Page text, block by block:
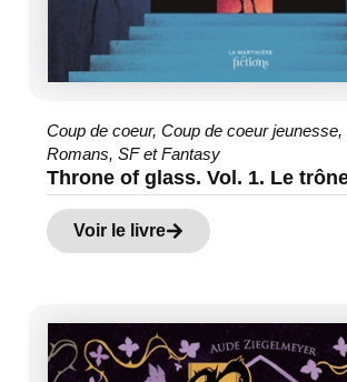
Coup de coeur, Coup de coeur jeunesse,
Romans, SF et Fantasy
Throne of glass. Vol. 1. Le
Voir le livre